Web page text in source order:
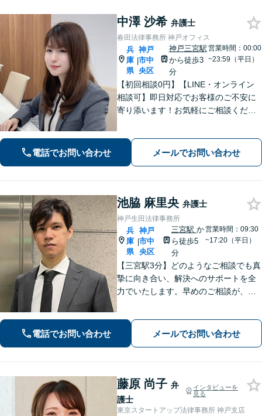
中澤 沙希 弁護士
春田法律事務所 神戸オフィス
兵
庫
県
|
神戸
市中
央区
神戸三宮駅
から徒歩3
分
営業時間：00:00
~23:59（平日）
【初回相談0円】【LINE・オンライン
相談可】即日対応でお客様のご不安に
寄り添います！お気軽にご相談くださ
電話でお問い合わせ メールでお問い合わせ
池脇 麻里央 弁護士
神戸生田法律事務所
兵
庫
県
|
神戸
市中
央区
三宮駅 か
ら徒歩5
分
営業時間：09:30
~17:20（平日）
【三宮駅3分】どのようなご相談でも真
摯に向き合い、解決へのサポートを全
力でいたします。早めのご相談が、よ
可」【早期釈放の実績多数】【夜間や
休日相談も対応可能】
電話でお問い合わせ メールでお問い合わせ
藤原 尚子 弁
護士
インタビューを
見る
東京スタートアップ法律事務所 神戸支店